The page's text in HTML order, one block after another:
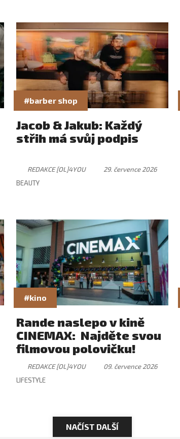
#barber shop
Jacob & Jakub: Každý
střih má svůj podpis
REDAKCE [OL]4YOU
29. července 2026
BEAUTY
#kino
Rande naslepo v kině
CINEMAX: Najděte svou
filmovou polovičku!
REDAKCE [OL]4YOU
09. července 2026
LIFESTYLE
NAČÍST DALŠÍ